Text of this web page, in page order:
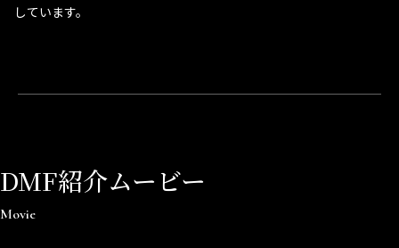
しています。
DMF紹介ムービー
Movie